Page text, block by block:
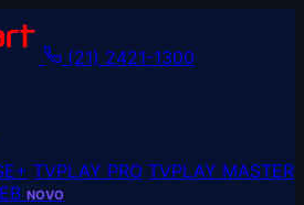
(21) 2421-1300
TVPLAY PRO TVPLAY MASTER
NOVO